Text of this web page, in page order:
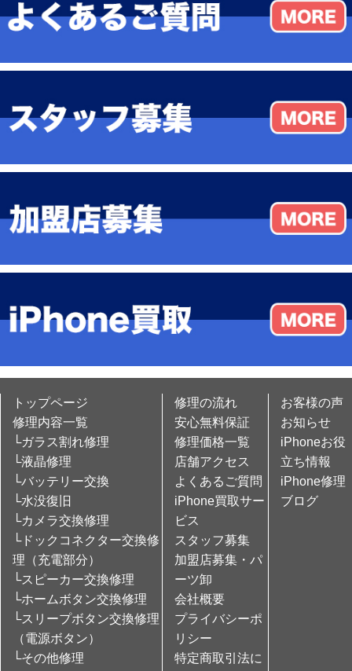
トップページ
修理内容一覧
└ガラス割れ修理
└液晶修理
└バッテリー交換
└水没復旧
└カメラ交換修理
└ドックコネクター交換修
理（充電部分）
└スピーカー交換修理
└ホームボタン交換修理
└スリープボタン交換修理
（電源ボタン）
└その他修理
修理の流れ
安心無料保証
修理価格一覧
店舗アクセス
よくあるご質問
iPhone買取サー
ビス
スタッフ募集
加盟店募集・パ
ーツ卸
会社概要
プライバシーポ
リシー
特定商取引法に
お客様の声
お知らせ
iPhoneお役
立ち情報
iPhone修理
ブログ